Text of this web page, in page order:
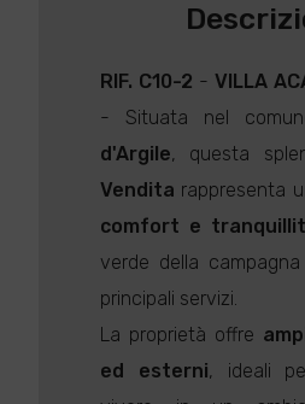
RIF. C10-2 - VILLA
- Situata nel
d'Argile, questa
Vendita rappresenta
comfort e
verde della
principali servizi.
La proprietà offre
ed esterni, ideali